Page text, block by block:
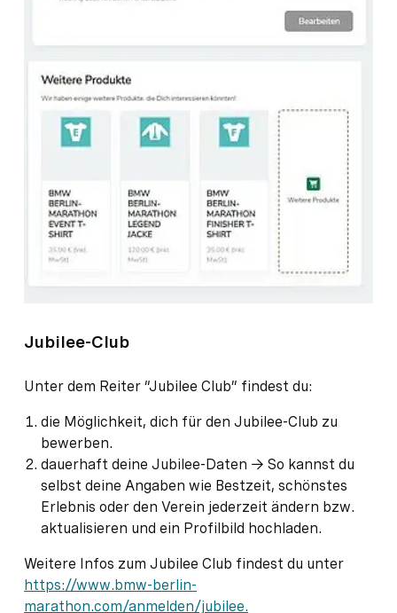
Jubilee-Club
Unter dem Reiter “Jubilee Club” findest du:
die Möglichkeit, dich für den Jubilee-Club zu
bewerben.
dauerhaft deine Jubilee-Daten → So kannst du
selbst deine Angaben wie Bestzeit, schönstes
Erlebnis oder den Verein jederzeit ändern bzw.
aktualisieren und ein Profilbild hochladen.
Weitere Infos zum Jubilee Club findest du unter
https://www.bmw-berlin-
marathon.com/anmelden/jubilee.